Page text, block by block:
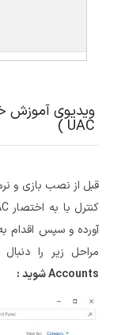
ویدیوی آموزش
UAC )
قبل از نصب بازی و
آورده و سپس اقدام
مراحل زیر را
Accounts شوید :